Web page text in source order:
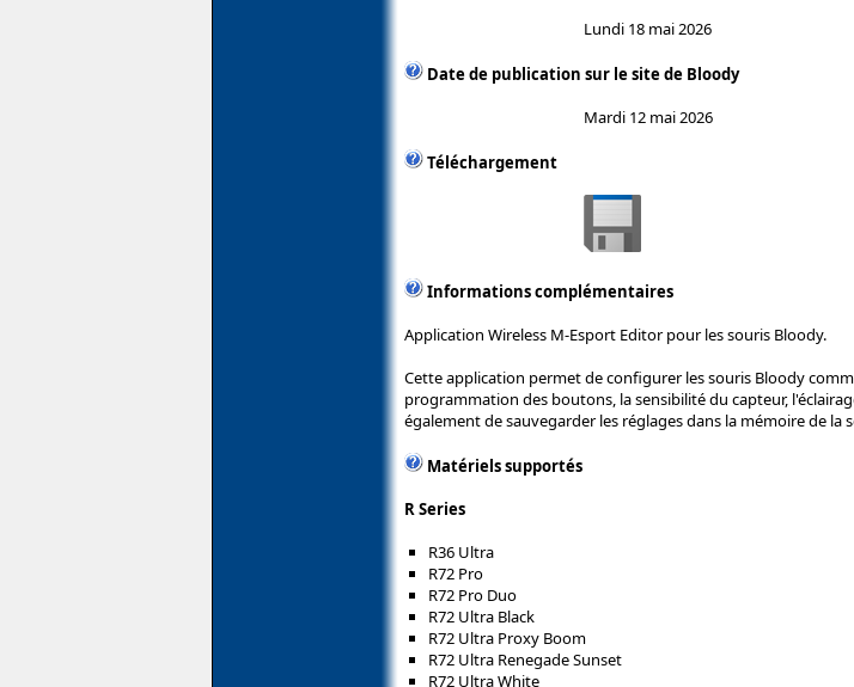
Lundi 18 mai 2026
Date de publication sur le site de Bloody
Mardi 12 mai 2026
Téléchargement
Informations complémentaires
Application Wireless M-Esport Editor pour les souris Bloody.
Cette application permet de configurer les souris Bloody
programmation des boutons, la sensibilité du capteur,
également de sauvegarder les réglages dans la mémoire de la
Matériels supportés
R Series
R36 Ultra
R72 Pro
R72 Pro Duo
R72 Ultra Black
R72 Ultra Proxy Boom
R72 Ultra Renegade Sunset
R72 Ultra White